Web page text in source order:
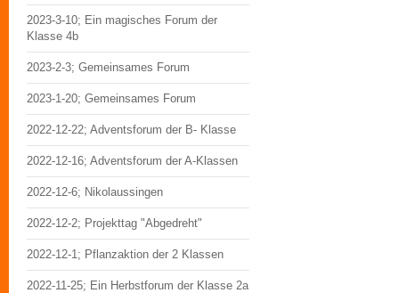
2023-3-10; Ein magisches Forum der
Klasse 4b
2023-2-3; Gemeinsames Forum
2023-1-20; Gemeinsames Forum
2022-12-22; Adventsforum der B- Klasse
2022-12-16; Adventsforum der A-Klassen
2022-12-6; Nikolaussingen
2022-12-2; Projekttag "Abgedreht"
2022-12-1; Pflanzaktion der 2 Klassen
2022-11-25; Ein Herbstforum der Klasse 2a